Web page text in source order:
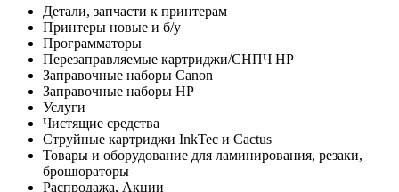
Детали, запчасти к принтерам
Принтеры новые и б/у
Программаторы
Перезаправляемые картриджи/СНПЧ HP
Заправочные наборы Canon
Заправочные наборы HP
Услуги
Чистящие средства
Струйные картриджи InkTec и Cactus
Товары и оборудование для ламинирования, резаки,
брошюраторы
Распродажа, Акции